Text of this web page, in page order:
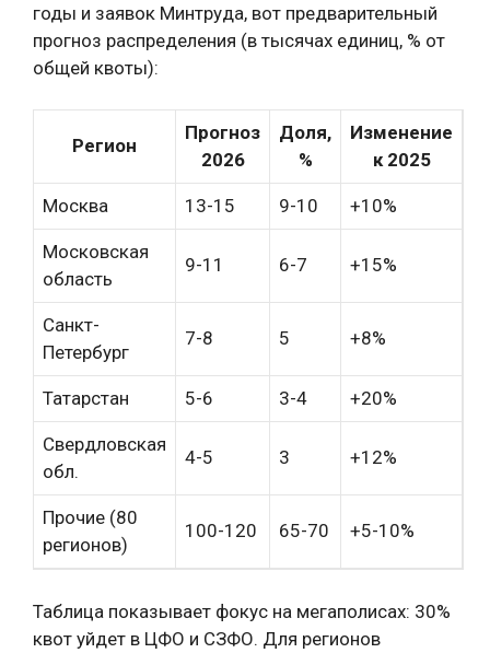
годы и заявок Минтруда, вот предварительный
прогноз распределения (в тысячах единиц, % от
общей квоты):
Регион
Прогноз
2026
Доля,
%
Изменение
к 2025
Москва 13-15 9-10 +10%
Московская
область
9-11 6-7 +15%
Санкт-
Петербург
7-8 5 +8%
Татарстан 5-6 3-4 +20%
Свердловская
обл.
4-5 3 +12%
Прочие (80
регионов)
100-120 65-70 +5-10%
Таблица показывает фокус на мегаполисах: 30%
квот уйдет в ЦФО и СЗФО. Для регионов